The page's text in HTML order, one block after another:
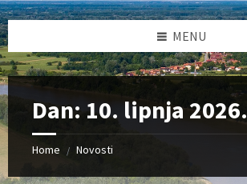
MENU
Dan: 10. lipnja 2026.
Home / Novosti